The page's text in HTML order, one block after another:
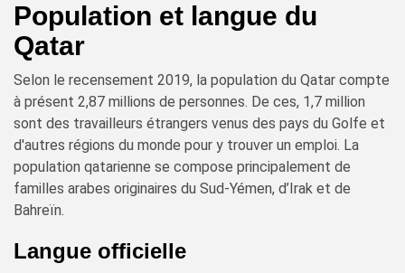
Population et langue du
Qatar
Selon le recensement 2019, la population du Qatar compte
à présent 2,87 millions de personnes. De ces, 1,7 million
sont des travailleurs étrangers venus des pays du Golfe et
d'autres régions du monde pour y trouver un emploi. La
population qatarienne se compose principalement de
familles arabes originaires du Sud-Yémen, d’Irak et de
Bahreïn.
Langue officielle